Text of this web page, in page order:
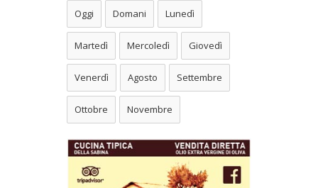
Oggi Domani Lunedì
Martedì Mercoledì Giovedì
Venerdì Agosto Settembre
Ottobre Novembre